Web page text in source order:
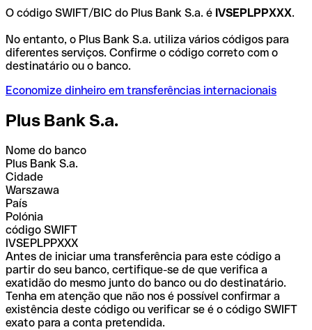
O código SWIFT/BIC do Plus Bank S.a. é IVSEPLPPXXX.
No entanto, o Plus Bank S.a. utiliza vários códigos para
diferentes serviços. Confirme o código correto com o
destinatário ou o banco.
Economize dinheiro em transferências internacionais
Plus Bank S.a.
Nome do banco
Plus Bank S.a.
Cidade
Warszawa
País
Polónia
código SWIFT
IVSEPLPPXXX
Antes de iniciar uma transferência para este código a
partir do seu banco, certifique-se de que verifica a
exatidão do mesmo junto do banco ou do destinatário.
Tenha em atenção que não nos é possível confirmar a
existência deste código ou verificar se é o código SWIFT
exato para a conta pretendida.